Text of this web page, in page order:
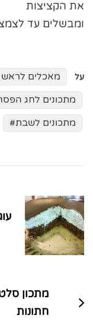
את הקציצות
ומבשלים עד
על מאכלים
מתכונים לחג
מתכונים לשבת
בפוסטים
מתכון
חתונות